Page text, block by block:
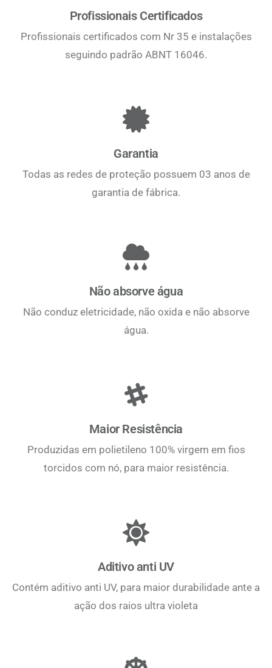
Profissionais Certificados
Profissionais certificados com Nr 35 e instalações
seguindo padrão ABNT 16046.
Garantia
Todas as redes de proteção possuem 03 anos de
garantia de fábrica.
Não absorve água
Não conduz eletricidade, não oxida e não absorve
água.
Maior Resistência
Produzidas em polietileno 100% virgem em fios
torcidos com nó, para maior resistência.
Aditivo anti UV
Contém aditivo anti UV, para maior durabilidade ante a
ação dos raios ultra violeta